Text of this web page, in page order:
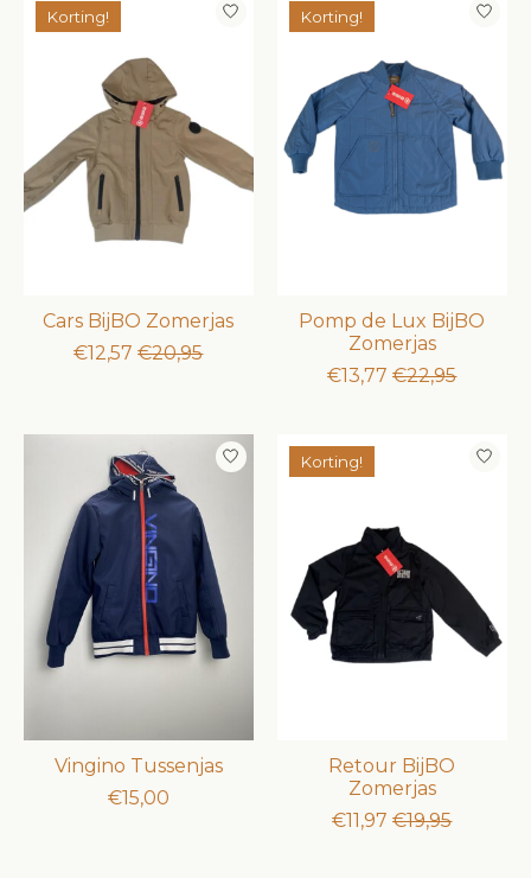
Korting!
Cars BijBO Zomerjas
€12,57 €20,95
Korting!
Pomp de Lux BijBO
Zomerjas
€13,77 €22,95
Vingino Tussenjas
€15,00
Korting!
Retour BijBO
Zomerjas
€11,97 €19,95